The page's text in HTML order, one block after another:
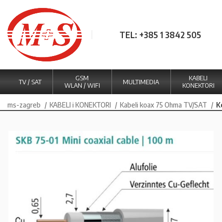
TEL: +385 1 3842 505
TV / SAT
GSM
WLAN / WIFI
MULTIMEDIA
KABELI
KONEKTORI
ms-zagreb KABELI i KONEKTORI Kabeli koax 75 Ohma TV/SAT